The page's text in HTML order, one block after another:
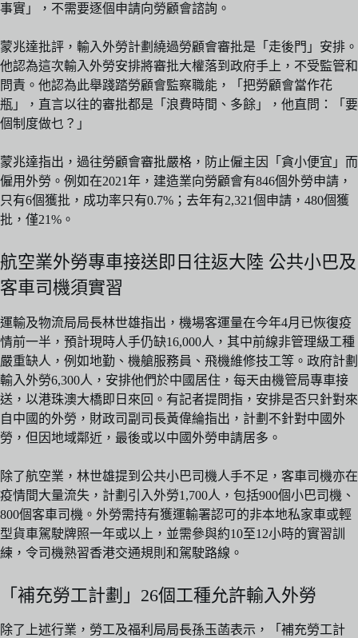
事實」，不需要逐個申請向勞顧會諮詢。
蒙兆達批評，輸入外勞計劃繞過勞顧會審批是「走後門」安排。
他認為這次輸入外勞安排將審批大權落到政府手上，不受監管和
問責。他認為此舉踐踏勞顧會監察職能，「把勞顧會當作花
瓶」，直言以往的審批都是「浪費時間、多餘」，他直問：「要
個制度做乜？」
蒙兆達指出，過往勞顧會審批嚴格，防止僱主因「貪小便宜」而
僱用外勞。例如在2021年，建造業向勞顧會有846個外勞申請，
只有6個獲批，成功率只有0.7%；去年有2,321個申請，480個獲
批，僅21%。
航空業外勞專車接送即日往返大陸 公共小巴及
客車司機須實習
運輸及物流局局長林世雄指出，機場客運量在今年4月已恢復疫
情前一半，預計現時人手仍缺16,000人，其中前線非管理級工種
嚴重缺人，例如地勤、機艙服務員、飛機維修技工等。政府計劃
輸入外勞6,300人，安排他們於中國居住，每天由機管局專車接
送，以港珠澳大橋即日來回。有記者提問指，安排是否只針對來
自中國的外勞，財政司副司長黃偉綸指出，計劃不針對中國外
勞，但因地域鄰近，最後或以中國外勞申請居多。
除了航空業，林世雄提到公共小巴司機人手不足，客車司機亦在
疫情間大量流失，計劃引入外勞1,700人，包括900個小巴司機、
800個客車司機。外勞需持有獲運輸署認可的非本地私家車或輕
型貨車駕駛牌照一年或以上，並需參與約10至12小時的實習訓
練，令司機熟習香港交通規則和駕駛路線。
「補充勞工計劃」26個工種允許輸入外勞
除了上述行業，勞工及福利局局長孫玉菡表示，「補充勞工計